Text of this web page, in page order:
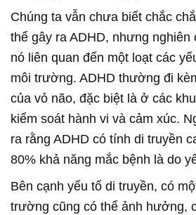
Chúng ta vẫn chưa biết chắc
thể gây ra ADHD, nhưng nghiên
nó liên quan đến một loạt các
môi trường. ADHD thường đi
của vỏ não, đặc biệt là ở các
kiểm soát hành vi và cảm xúc.
ra rằng ADHD có tính di truyền
80% khả năng mắc bệnh là do
Bên cạnh yếu tố di truyền, có
trường cũng có thể ảnh hưởng,